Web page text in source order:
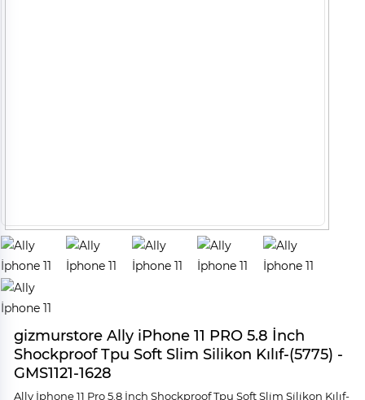
gizmurstore Ally iPhone 11 PRO 5.8 İnch
Shockproof Tpu Soft Slim Silikon Kılıf-(5775) -
GMS1121-1628
Ally İphone 11 Pro 5.8 İnch Shockproof Tpu Soft Sli̇m Si̇li̇kon Kılıf-